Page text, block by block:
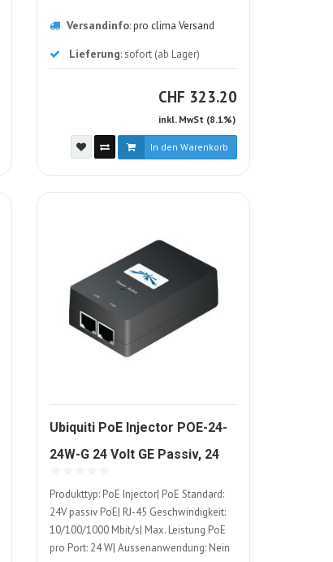
Versandinfo:pro clima Versand
Lieferung: sofort (ab Lager)
CHF CHF
323.20
inkl. MwSt (8.1%)
In den Warenkorb
Ubiquiti PoE Injector POE-24-
24W-G 24 Volt GE Passiv, 24
ALT
Produkttyp: PoE Injector| PoE Standard:
24V passiv PoE| RJ-45 Geschwindigkeit:
10/100/1000 Mbit/s| Max. Leistung PoE
pro Port: 24 W| Aussenanwendung: Nein